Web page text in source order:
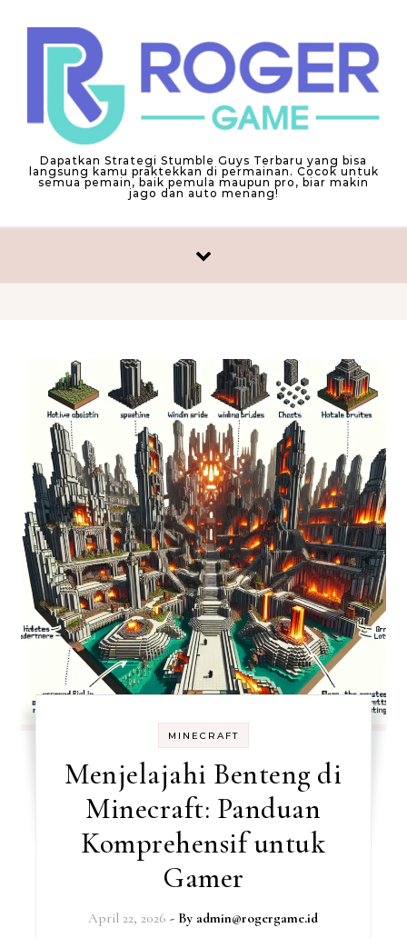
Dapatkan Strategi Stumble Guys Terbaru yang bisa
langsung kamu praktekkan di permainan. Cocok untuk
semua pemain, baik pemula maupun pro, biar makin
jago dan auto menang!
MINECRAFT
Menjelajahi Benteng di
Minecraft: Panduan
Komprehensif untuk
Gamer
April 22, 2026 - By admin@rogergame.id